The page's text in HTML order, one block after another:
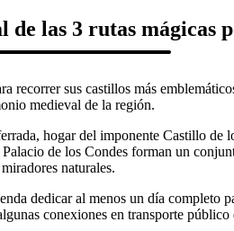
de las 3 rutas mágicas
recorrer sus castillos más
medieval de la región.
hogar del imponente Castillo
de los Condes forman un
naturales.
dedicar al menos un día completo
conexiones en transporte